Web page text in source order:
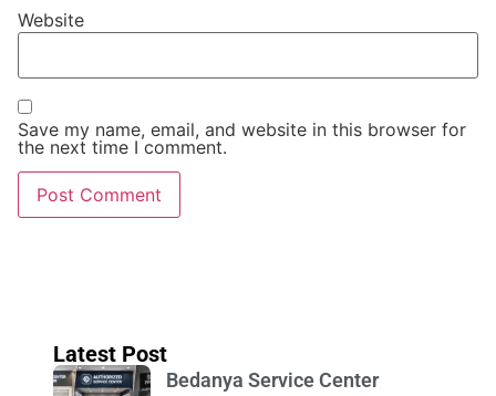
Website
Save my name, email, and website in this browser for
the next time I comment.
Latest Post
Bedanya Service Center